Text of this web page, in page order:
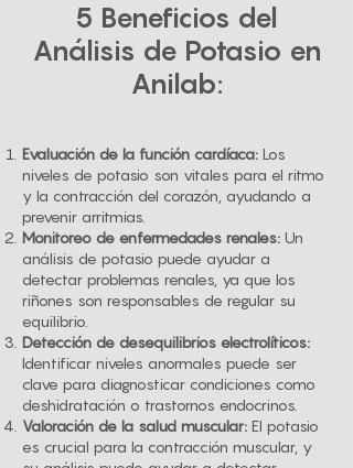
5 Beneficios del
Análisis de Potasio en
Anilab:
Evaluación de la función cardíaca: Los
niveles de potasio son vitales para el ritmo
y la contracción del corazón, ayudando a
prevenir arritmias.
Monitoreo de enfermedades renales: Un
análisis de potasio puede ayudar a
detectar problemas renales, ya que los
riñones son responsables de regular su
equilibrio.
Detección de desequilibrios electrolíticos:
Identificar niveles anormales puede ser
clave para diagnosticar condiciones como
deshidratación o trastornos endocrinos.
Valoración de la salud muscular: El potasio
es crucial para la contracción muscular, y